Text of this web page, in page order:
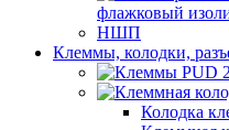
флажковый
НШП
Клеммы, колодки,
Колодка